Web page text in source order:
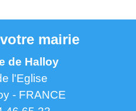
mairie
de Halloy
l'Eglise
- FRANCE